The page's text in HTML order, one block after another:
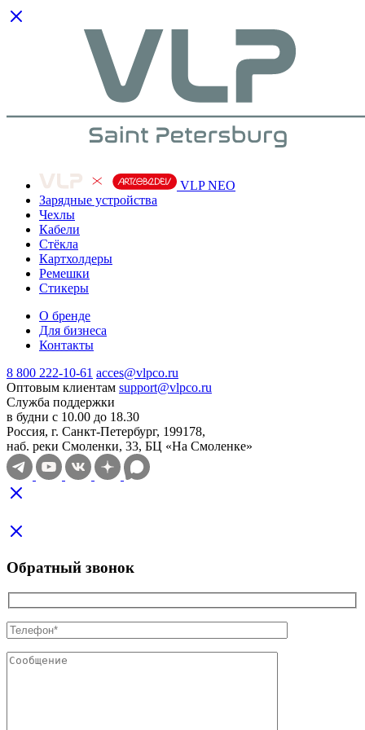
VLP NEO
Зарядные устройства
Чехлы
Кабели
Cтёкла
Картхолдеры
Ремешки
Стикеры
О бренде
Для бизнеса
Контакты
8 800 222-10-61 acces@vlpco.ru
Оптовым клиентам support@vlpco.ru
Служба поддержки
в будни с 10.00 до 18.30
Россия, г. Санкт-Петербург, 199178,
наб. реки Смоленки, 33, БЦ «На Смоленке»
Обратный звонок